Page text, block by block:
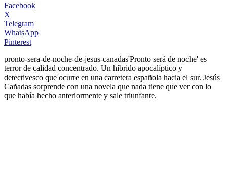
Facebook
X
Telegram
WhatsApp
Pinterest
pronto-sera-de-noche-de-jesus-canadas'Pronto será de noche' es
terror de calidad concentrado. Un híbrido apocalíptico y
detectivesco que ocurre en una carretera española hacia el sur. Jesús
Cañadas sorprende con una novela que nada tiene que ver con lo
que había hecho anteriormente y sale triunfante.